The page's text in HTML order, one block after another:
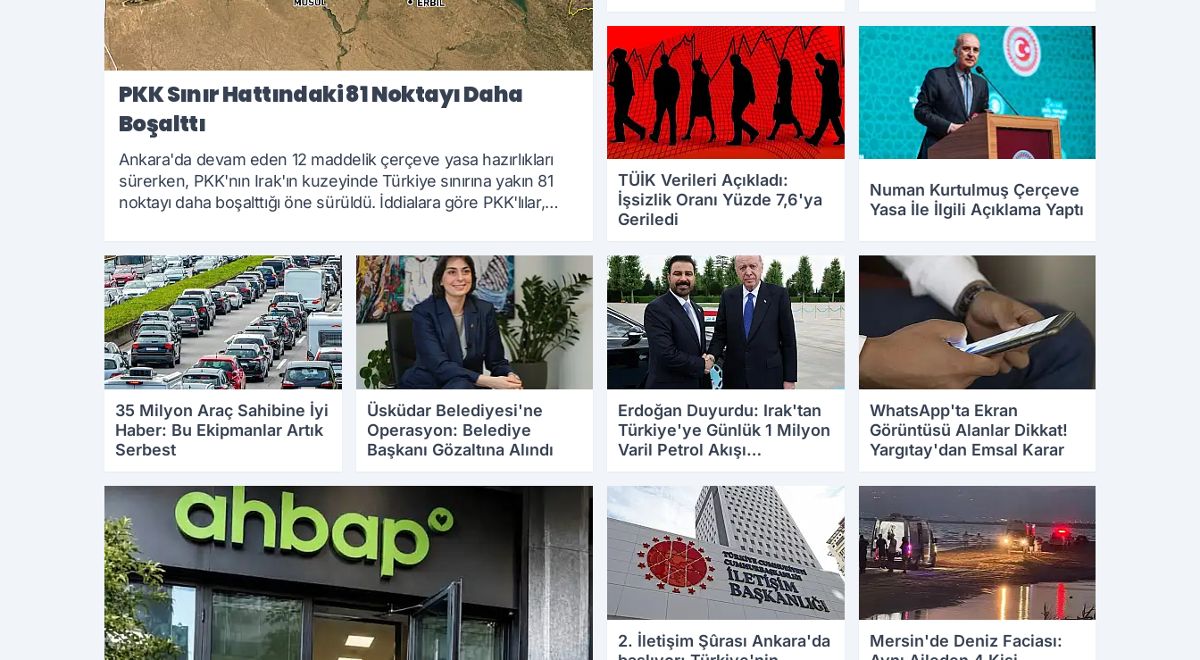
PKK Sınır Hattındaki 81 Noktayı Daha
Boşalttı
Ankara'da devam eden 12 maddelik çerçeve yasa hazırlıkları
sürerken, PKK'nın Irak'ın kuzeyinde Türkiye sınırına yakın 81
noktayı daha boşalttığı öne sürüldü. İddialara göre PKK'lılar,
01.08.2026 13:30
TÜİK Verileri Açıkladı:
İşsizlik Oranı Yüzde 7,6'ya
Geriledi
30.07.2026 17:55
Numan Kurtulmuş Çerçeve
Yasa İle İlgili Açıklama Yaptı
30.07.2026 17:34
35 Milyon Araç Sahibine İyi
Haber: Bu Ekipmanlar Artık
Serbest
30.07.2026 11:04
Üsküdar Belediyesi'ne
Operasyon: Belediye
Başkanı Gözaltına Alındı
29.07.2026 09:58
Erdoğan Duyurdu: Irak'tan
Türkiye'ye Günlük 1 Milyon
Varil Petrol Akışı
28.07.2026 20:43
WhatsApp'ta Ekran
Görüntüsü Alanlar Dikkat!
Yargıtay'dan Emsal Karar
28.07.2026 11:16
2. İletişim Şûrası Ankara'da
Mersin'de Deniz Faciası: